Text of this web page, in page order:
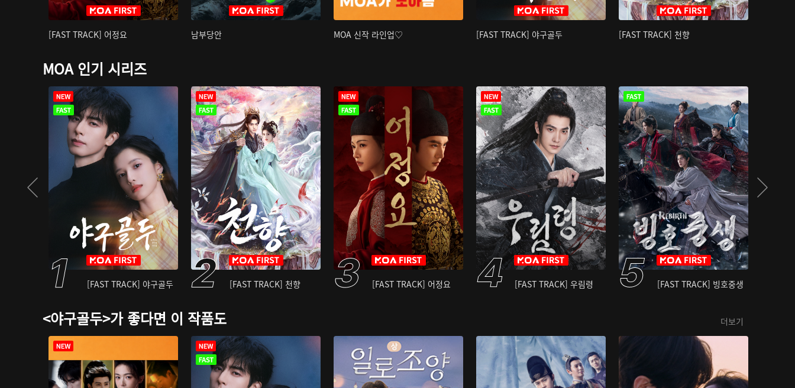
[FAST TRACK] 어정요 남부당안 MOA 신작 라인업♡ [FAST TRACK] 야구골두 [FAST TRACK] 천향
MOA 인기 시리즈
[FAST TRACK] 야구골두 [FAST TRACK] 천향 [FAST TRACK] 어정요 [FAST TRACK] 우림령 [FAST TRACK] 빙호중생
<야구골두>가 좋다면 이 작품도 더보기